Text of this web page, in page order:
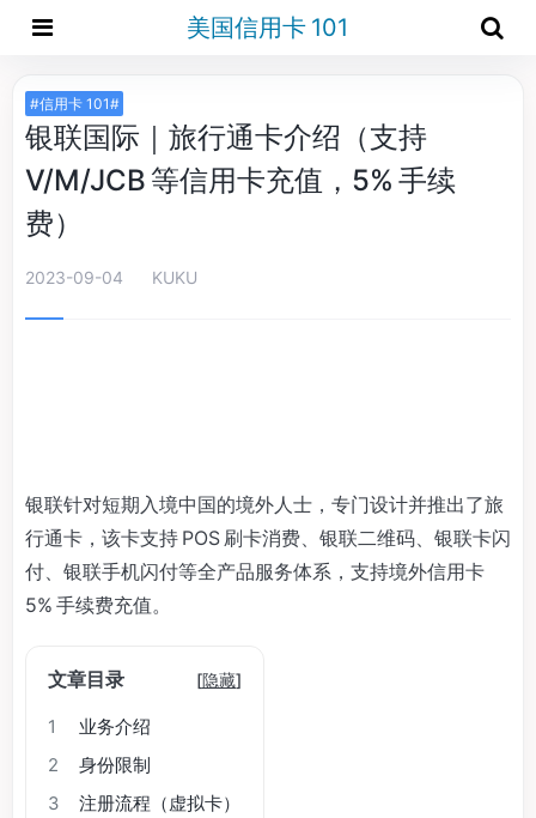
美国信用卡 101
#信用卡 101#
银联国际｜旅行通卡介绍（支持
V/M/JCB 等信用卡充值，5% 手续
费）
2023-09-04 KUKU
银联针对短期入境中国的境外人士，专门设计并推出了旅
行通卡，该卡支持 POS 刷卡消费、银联二维码、银联卡闪
付、银联手机闪付等全产品服务体系，支持境外信用卡
5% 手续费充值。
文章目录 [隐藏]
1
业务介绍
2
身份限制
3
注册流程（虚拟卡）